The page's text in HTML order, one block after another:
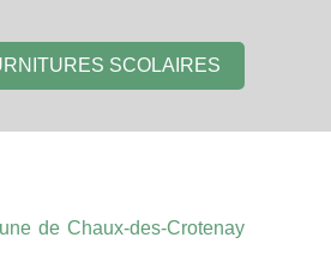
SCOLAIRES
de Chaux-des-Crotenay